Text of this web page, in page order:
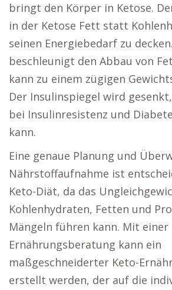
bringt den Körper in Ketose.
in der Ketose Fett statt
seinen Energiebedarf zu
beschleunigt den Abbau von
kann zu einem zügigen
Der Insulinspiegel wird
bei Insulinresistenz und
kann.
Eine genaue Planung und
Nährstoffaufnahme ist
Keto-Diät, da das
Kohlenhydraten, Fetten und
Mängeln führen kann. Mit einer
Ernährungsberatung kann ein
maßgeschneiderter Keto-
erstellt werden, der auf die